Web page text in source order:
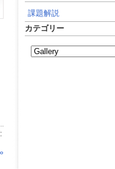
課題解説
カテゴリー